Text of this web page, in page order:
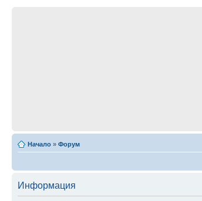
Начало » Форум
Информация